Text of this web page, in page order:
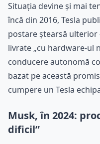
Situația devine și mai
încă din 2016, Tesla
postare ștearsă
livrate „cu hardware-ul
conducere autonomă
bazat pe această
cumpere un Tesla
Musk, în 2024:
dificil”